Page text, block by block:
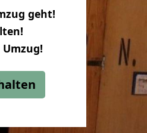
geht!